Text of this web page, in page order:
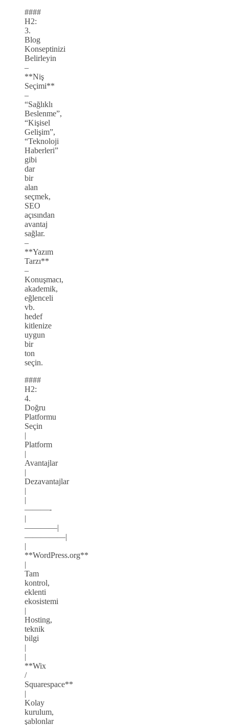
####
H2:
3.
Blog
Konseptinizi
Belirleyin
–
**Niş
Seçimi**
–
“Sağlıklı
Beslenme”,
“Kişisel
Gelişim”,
“Teknoloji
Haberleri”
gibi
dar
bir
alan
seçmek,
SEO
açısından
avantaj
sağlar.
–
**Yazım
Tarzı**
–
Konuşmacı,
akademik,
eğlenceli
vb.
hedef
kitlenize
uygun
bir
ton
seçin.
####
H2:
4.
Doğru
Platformu
Seçin
|
Platform
|
Avantajlar
|
Dezavantajlar
|
|
———-
|
————|
—————|
|
**WordPress.org**
|
Tam
kontrol,
eklenti
ekosistemi
|
Hosting,
teknik
bilgi
|
|
**Wix
/
Squarespace**
|
Kolay
kurulum,
şablonlar